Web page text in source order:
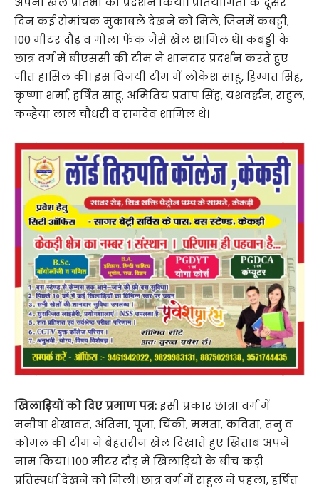
दिन कई रोमांचक मुकाबले देखने को मिले, जिनमें कबड्डी,
100 मीटर दौड़ व गोला फेंक जैसे खेल शामिल थे। कबड्डी के
छात्र वर्ग में बीएससी की टीम ने शानदार प्रदर्शन करते हुए
जीत हासिल की। इस विजयी टीम में लोकेश साहू, हिम्मत सिंह,
कृष्णा शर्मा, हर्षित साहू, अमितिय प्रताप सिंह, यशवर्द्धन, राहुल,
कन्हैया लाल चौधरी व रामदेव शामिल थे।
खिलाड़ियों को दिए प्रमाण पत्र:इसी प्रकार छात्रा वर्ग में
मनीषा शेखावत, अंतिमा, पूजा, चिंकी, ममता, कविता, तनु व
कोमल की टीम ने बेहतरीन खेल दिखाते हुए खिताब अपने
नाम किया। 100 मीटर दौड़ में खिलाड़ियों के बीच कड़ी
प्रतिस्पर्धा देखने को मिली। छात्र वर्ग में राहुल ने पहला, हर्षित